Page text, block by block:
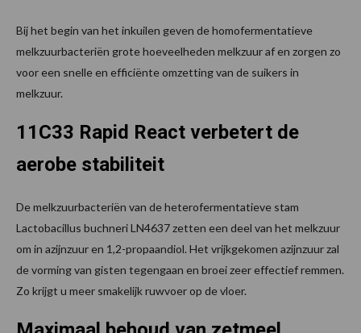
Bij het begin van het inkuilen geven de homofermentatieve
melkzuurbacteriën grote hoeveelheden melkzuur af en zorgen zo
voor een snelle en efficiënte omzetting van de suikers in
melkzuur.
11C33 Rapid React verbetert de
aerobe stabiliteit
De melkzuurbacteriën van de heterofermentatieve stam
Lactobacillus buchneri LN4637 zetten een deel van het melkzuur
om in azijnzuur en 1,2-propaandiol. Het vrijkgekomen azijnzuur zal
de vorming van gisten tegengaan en broei zeer effectief remmen.
Zo krijgt u meer smakelijk ruwvoer op de vloer.